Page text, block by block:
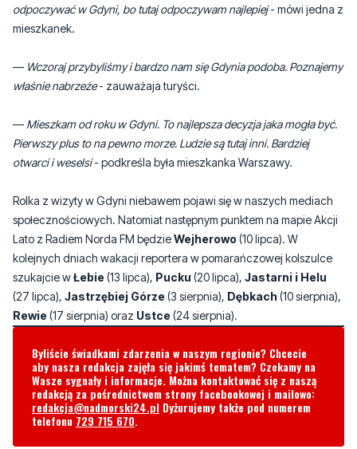
—Wczoraj przybyliśmy i bardzo nam się Gdynia podoba. Poznajemy
właśnie nabrzeże
— Mieszkam od roku w Gdyni. To najlepsza decyzja jaka mogła być.
Pierwszy plus to na pewno morze. Ludzie są tutaj inni. Bardziej
Rolka z wizyty w Gdyni niebawem pojawi się w naszych mediach
społecznościowych. Natomiat następnym punktem na mapie Akcji
kolejnych dniach wakacji reportera w pomarańczowej kolszulce
szukajcie wŁebie(13 lipca),Pucku(20 lipca),Jastarni i Helu
(27 lipca),Jastrzębiej Górze(3 sierpnia),Dębkach(10 sierpnia),
Rewie(17 sierpnia) orazUstce(24 sierpnia).
Byliście świadkami zdarzenia w naszym regionie? Chcecie
aby nasza redakcja zajęła się jakimś tematem? Czekamy na
Wasze sygnały i informacje. Można kontaktować się z naszą
redakcja@nadmorski24.plDyżurujemy także pod numerem
telefonu729 715 670.
Komentarze